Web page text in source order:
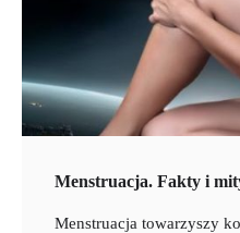
Menstruacja. Fakty i
Menstruacja towarzyszy